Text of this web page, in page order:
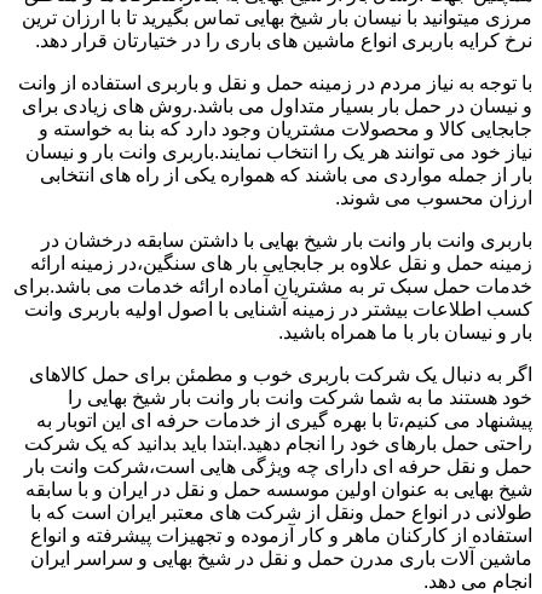
مرزی میتوانید با نیسان بار شیخ بهایی تماس بگیرید تا با ارزان ترین
نرخ کرایه باربری انواع ماشین های باری را در ختیارتان قرار دهد.
با توجه به نیاز مردم در زمینه حمل و نقل و باربری استفاده از وانت
و نیسان در حمل بار بسیار متداول می باشد.روش های زیادی برای
جابجایی کالا و محصولات مشتریان وجود دارد که بنا به خواسته و
نیاز خود می توانند هر یک را انتخاب نمایند.باربری وانت بار و نیسان
بار از جمله مواردی می باشند که همواره یکی از راه های انتخابی
ارزان محسوب می شوند.
باربری وانت بار وانت بار شیخ بهایی با داشتن سابقه درخشان در
زمینه حمل و نقل علاوه بر جابجایی بار های سنگین،در زمینه ارائه
خدمات حمل سبک تر به مشتریان آماده ارائه خدمات می باشد.برای
کسب اطلاعات بیشتر در زمینه آشنایی با اصول اولیه باربری وانت
بار و نیسان بار با ما همراه باشید.
اگر به دنبال یک شرکت باربری خوب و مطمئن برای حمل کالاهای
خود هستند ما به شما شرکت وانت بار وانت بار شیخ بهایی را
پیشنهاد می کنیم،تا با بهره گیری از خدمات حرفه ای این اتوبار به
راحتی حمل بارهای خود را انجام دهید.ابتدا باید بدانید که یک شرکت
حمل و نقل حرفه ای دارای چه ویژگی هایی است،شرکت وانت بار
شیخ بهایی به عنوان اولین موسسه حمل و نقل در ایران و با سابقه
طولانی در انواع حمل ونقل از شرکت های معتبر ایران است که با
استفاده از کارکنان ماهر و کار آزموده و تجهیزات پیشرفته و انواع
ماشین آلات باری مدرن حمل و نقل در شیخ بهایی و سراسر ایران
انجام می دهد.